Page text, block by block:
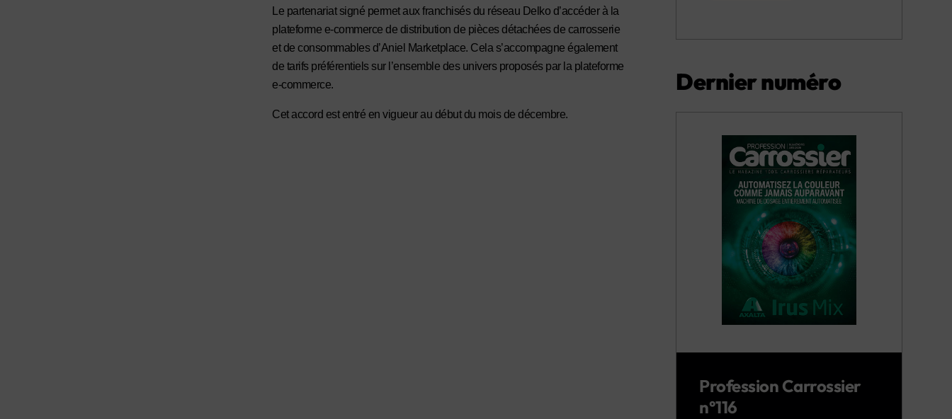
Le partenariat signé permet aux franchisés du réseau Delko d’accéder à la
plateforme e-commerce de distribution de pièces détachées de carrosserie
et de consommables d’Aniel Marketplace. Cela s’accompagne également
de tarifs préférentiels sur l’ensemble des univers proposés par la plateforme
e-commerce.
Cet accord est entré en vigueur au début du mois de décembre.
Dernier numéro
Profession Carrossier
n°116